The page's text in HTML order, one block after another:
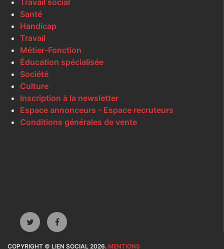
Travail social
Santé
Handicap
Travail
Métier-Fonction
Éducation spécialisée
Société
Culture
Inscription à la newsletter
Espace annonceurs - Espace recruteurs
Conditions générales de vente
COPYRIGHT © LIEN SOCIAL 2026. MENTIONS